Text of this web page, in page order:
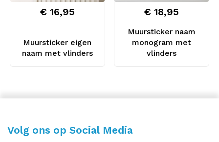
Muursticker eigen
naam met vlinders
€ 16,95
Muursticker naam
monogram met
vlinders
€ 18,95
Volg ons op Social Media